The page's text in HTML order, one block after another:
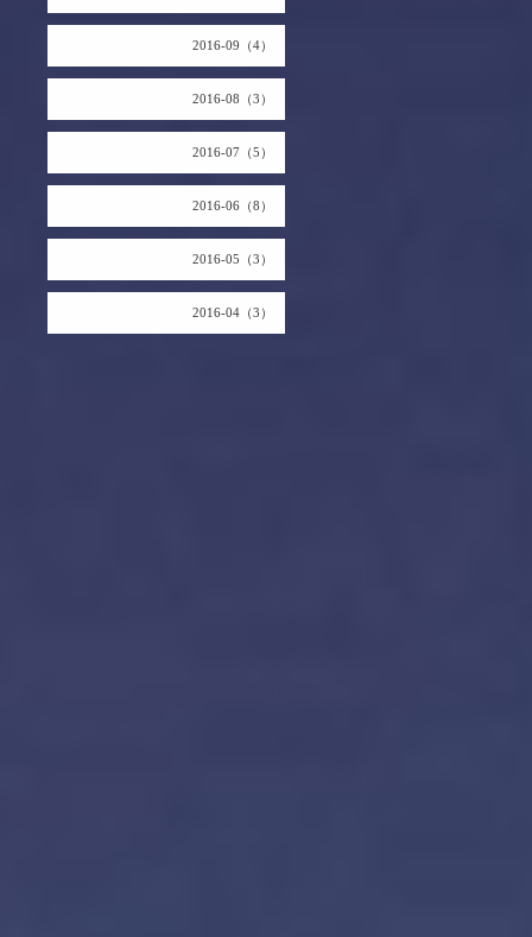
2016-09（4）
2016-08（3）
2016-07（5）
2016-06（8）
2016-05（3）
2016-04（3）